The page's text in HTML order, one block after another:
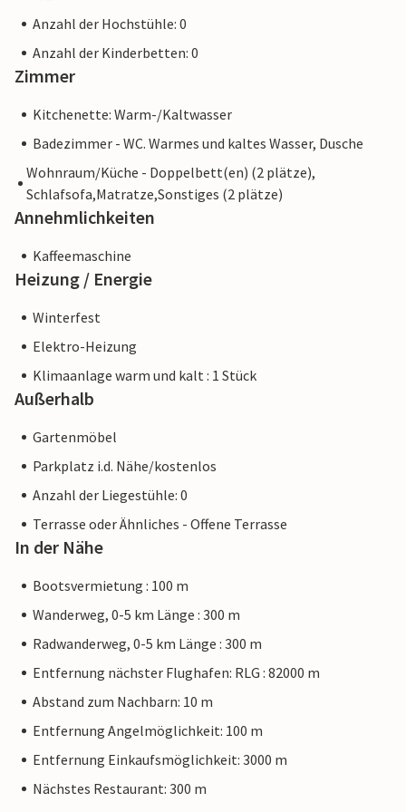
auf. Traumhafte lange feine Sandstrände auf der Schaabe
liegen nur einen kurzen Ausflug auf dem Fahrradweg
dessen Hauptbahnhof und Hafen Sie gut erreichen.
Erleben Sie einen stressfreien und besonderen Urlaub
abseits der großen Tourismusorte und gönnen sich eine
Auszeit.
Anzahl der Hochstühle: 0
Anzahl der Kinderbetten: 0
Zimmer
Kitchenette: Warm-/Kaltwasser
Badezimmer - WC. Warmes und kaltes Wasser, Dusche
Wohnraum/Küche - Doppelbett(en) (2 plätze),
Schlafsofa,Matratze,Sonstiges (2 plätze)
Annehmlichkeiten
Kaffeemaschine
Heizung / Energie
Winterfest
Elektro-Heizung
Klimaanlage warm und kalt : 1 Stück
Außerhalb
Gartenmöbel
Parkplatz i.d. Nähe/kostenlos
Anzahl der Liegestühle: 0
Terrasse oder Ähnliches - Offene Terrasse
In der Nähe
Bootsvermietung : 100 m
Wanderweg, 0-5 km Länge : 300 m
Radwanderweg, 0-5 km Länge : 300 m
Entfernung nächster Flughafen: RLG : 82000 m
Abstand zum Nachbarn: 10 m
Entfernung Angelmöglichkeit: 100 m
Entfernung Einkaufsmöglichkeit: 3000 m
Nächstes Restaurant: 300 m